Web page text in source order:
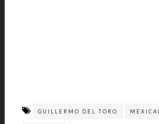
GUILLERMO DEL TORO